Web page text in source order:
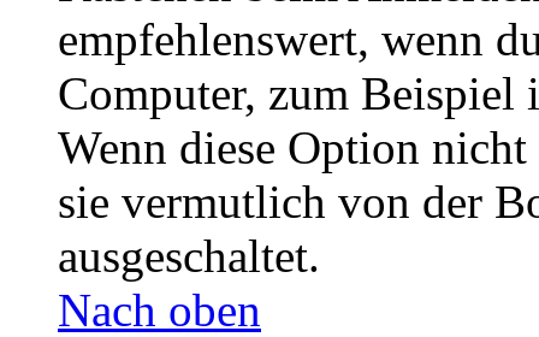
empfehlenswert, wenn
Computer, zum Beispiel
Wenn diese Option
sie vermutlich von der
ausgeschaltet.
Nach oben